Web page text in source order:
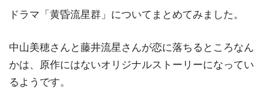
ドラマ「黄昏流星群」についてまとめてみました。
中山美穂さんと藤井流星さんが恋に落ちるところなん
かは、原作にはないオリジナルストーリーになってい
るようです。